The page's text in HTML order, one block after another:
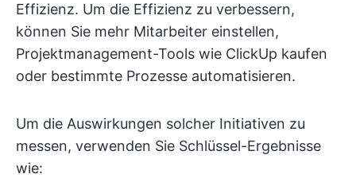
Effizienz. Um die Effizienz zu verbessern,
können Sie mehr Mitarbeiter einstellen,
Projektmanagement-Tools wie ClickUp kaufen
oder bestimmte Prozesse automatisieren.
Um die Auswirkungen solcher Initiativen zu
messen, verwenden Sie Schlüssel-Ergebnisse
wie: